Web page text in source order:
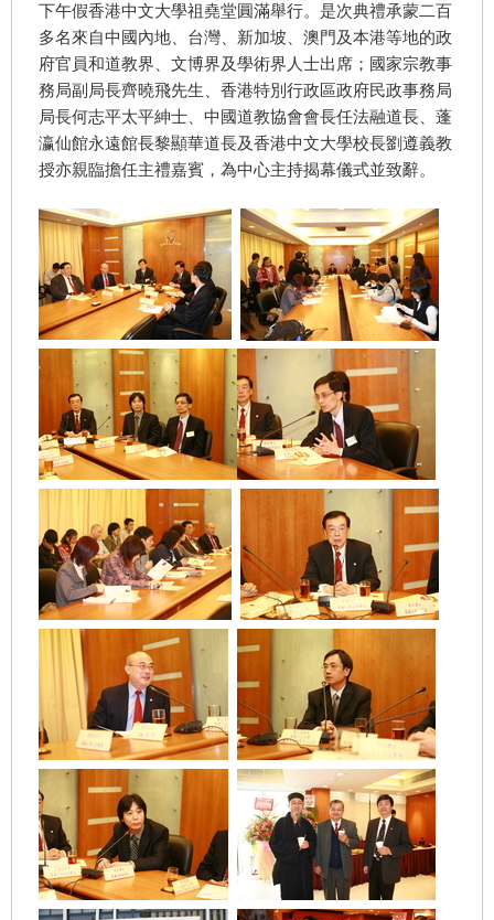
下午假香港中文大學祖堯堂圓滿舉行。是次典禮承蒙二百
多名來自中國內地、台灣、新加坡、澳門及本港等地的政
府官員和道教界、文博界及學術界人士出席；國家宗教事
務局副局長齊曉飛先生、香港特別行政區政府民政事務局
局長何志平太平紳士、中國道教協會會長任法融道長、蓬
瀛仙館永遠館長黎顯華道長及香港中文大學校長劉遵義教
授亦親臨擔任主禮嘉賓，為中心主持揭幕儀式並致辭。